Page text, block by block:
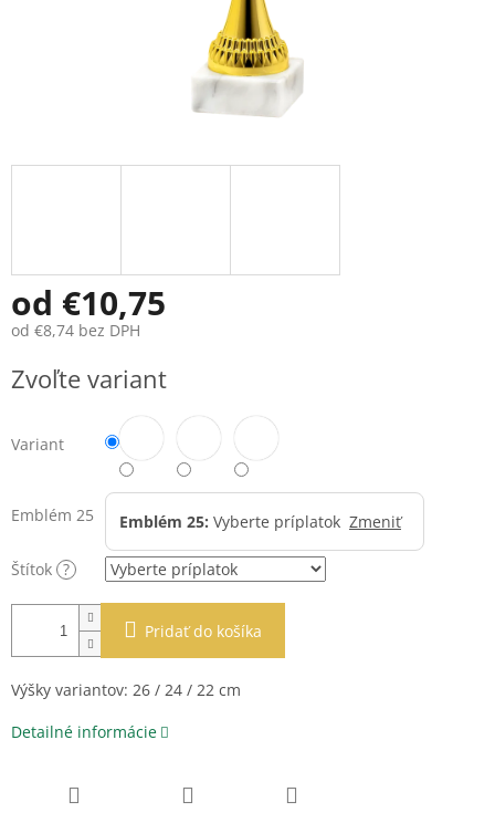
od €10,75
od €8,74 bez DPH
cena:
Zvoľte variant
Variant
Emblém 25 Emblém 25: Vyberte príplatok Zmeniť
Štítok ?
Pridať do košíka
Výšky variantov: 26 / 24 / 22 cm
Detailné informácie